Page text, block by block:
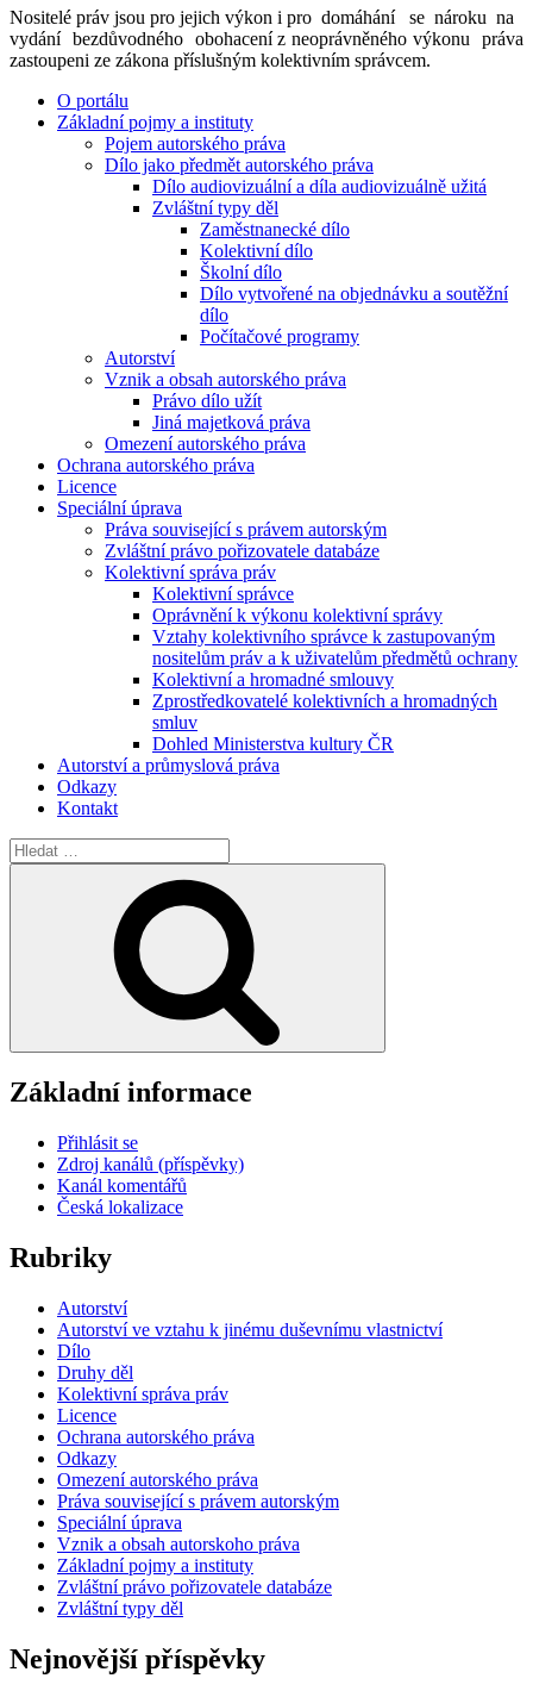
Nositelé práv jsou pro jejich výkon i pro domáhání se nároku na
vydání bezdůvodného obohacení z neoprávněného výkonu práva
zastoupeni ze zákona příslušným kolektivním správcem.
O portálu
Základní pojmy a instituty
Pojem autorského práva
Dílo jako předmět autorského práva
Dílo audiovizuální a díla audiovizuálně užitá
Zvláštní typy děl
Zaměstnanecké dílo
Kolektivní dílo
Školní dílo
Dílo vytvořené na objednávku a soutěžní
dílo
Počítačové programy
Autorství
Vznik a obsah autorského práva
Právo dílo užít
Jiná majetková práva
Omezení autorského práva
Ochrana autorského práva
Licence
Speciální úprava
Práva související s právem autorským
Zvláštní právo pořizovatele databáze
Kolektivní správa práv
Kolektivní správce
Oprávnění k výkonu kolektivní správy
Vztahy kolektivního správce k zastupovaným
nositelům práv a k uživatelům předmětů ochrany
Kolektivní a hromadné smlouvy
Zprostředkovatelé kolektivních a hromadných
smluv
Dohled Ministerstva kultury ČR
Autorství a průmyslová práva
Odkazy
Kontakt
Hledat:
Základní informace
Přihlásit se
Zdroj kanálů (příspěvky)
Kanál komentářů
Česká lokalizace
Rubriky
Autorství
Autorství ve vztahu k jinému duševnímu vlastnictví
Dílo
Druhy děl
Kolektivní správa práv
Licence
Ochrana autorského práva
Odkazy
Omezení autorského práva
Práva související s právem autorským
Speciální úprava
Vznik a obsah autorskoho práva
Základní pojmy a instituty
Zvláštní právo pořizovatele databáze
Zvláštní typy děl
Nejnovější příspěvky